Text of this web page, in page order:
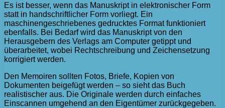
Es ist besser, wenn das Manuskript in elektronischer Form
statt in handschriftlicher Form vorliegt. Ein
maschinengeschriebenes gedrucktes Format funktioniert
ebenfalls. Bei Bedarf wird das Manuskript von den
Herausgebern des Verlags am Computer getippt und
überarbeitet, wobei Rechtschreibung und Zeichensetzung
korrigiert werden.
Den Memoiren sollten Fotos, Briefe, Kopien von
Dokumenten beigefügt werden – so sieht das Buch
realistischer aus. Die Originale werden durch einfaches
Einscannen umgehend an den Eigentümer zurückgegeben.